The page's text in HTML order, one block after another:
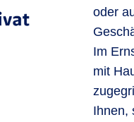
oder
Im
mit
Ihnen,